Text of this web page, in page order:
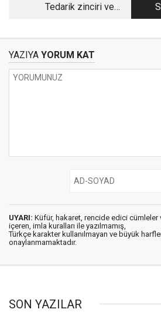
Tedarik zinciri ve
YAZIYA YORUM KAT
UYARI: Küfür, hakaret, rencide edici cümleler
içeren, imla kuralları ile yazılmamış,
Türkçe karakter kullanılmayan ve büyük
onaylanmamaktadır.
SON YAZILAR